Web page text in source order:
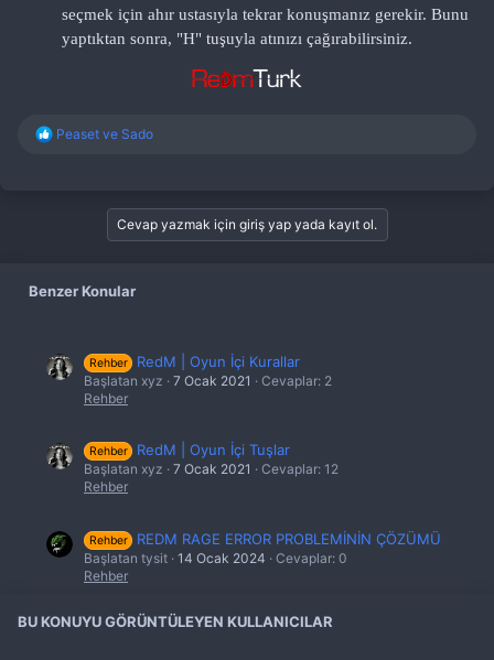
seçmek için ahır ustasıyla tekrar konuşmanız gerekir. Bunu
yaptıktan sonra, "H" tuşuyla atınızı çağırabilirsiniz.
T
Peaset ve Sado
Cevap yazmak için giriş yap yada kayıt ol.
Benzer Konular
Rehber RedM | Oyun İçi Kurallar
Başlatan xyz 7 Ocak 2021
Cevaplar: 2
Rehber
Rehber RedM | Oyun İçi Tuşlar
Başlatan xyz 7 Ocak 2021
Cevaplar: 12
Rehber
Rehber REDM RAGE ERROR PROBLEMİNİN ÇÖZÜMÜ
Başlatan tysit 14 Ocak 2024
Cevaplar: 0
Rehber
Rehber Redm Update.rpf Takılı Kalma Sorunu
BU KONUYU GÖRÜNTÜLEYEN KULLANICILAR